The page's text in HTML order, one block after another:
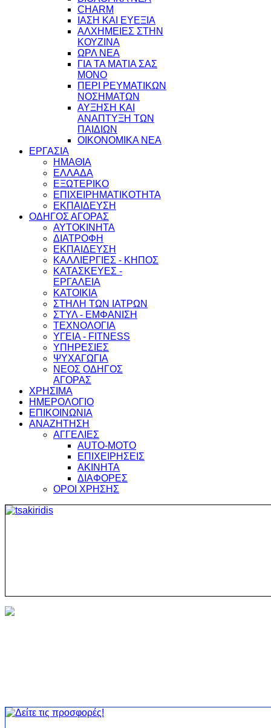
CHARM
ΙΑΣΗ ΚΑΙ ΕΥΕΞΙΑ
ΑΛΧΗΜΕΙΕΣ ΣΤΗΝ
ΚΟΥΖΙΝΑ
ΩΡΛ ΝEA
ΓΙΑ ΤΑ ΜΑΤΙΑ ΣΑΣ
ΜΟΝΟ
ΠΕΡΙ ΡΕΥΜΑΤΙΚΩΝ
ΝΟΣΗΜΑΤΩΝ
ΑΥΞΗΣΗ ΚΑΙ
ΑΝΑΠΤΥΞΗ ΤΩΝ
ΠΑΙΔΙΩΝ
ΟΙΚΟΝΟΜΙΚΑ ΝΕΑ
ΕΡΓΑΣΙΑ
ΗΜΑΘΙΑ
ΕΛΛΑΔΑ
ΕΞΩΤΕΡΙΚΟ
ΕΠΙΧΕΙΡΗΜΑΤΙΚΟΤΗΤΑ
ΕΚΠΑΙΔΕΥΣΗ
ΟΔΗΓΟΣ ΑΓΟΡΑΣ
ΑΥΤΟΚΙΝΗΤΑ
ΔΙΑΤΡΟΦΗ
ΕΚΠΑΙΔΕΥΣΗ
ΚΑΛΛΙΕΡΓΙΕΣ - ΚΗΠΟΣ
ΚΑΤΑΣΚΕΥΕΣ -
ΕΡΓΑΛΕΙΑ
ΚΑΤΟΙΚΙΑ
ΣΤΗΛΗ ΤΩΝ ΙΑΤΡΩΝ
ΣΤΥΛ - ΕΜΦΑΝΙΣΗ
ΤΕΧΝΟΛΟΓΙΑ
ΥΓΕΙΑ - FITNESS
ΥΠΗΡΕΣΙΕΣ
ΨΥΧΑΓΩΓΙΑ
ΝΕΟΣ ΟΔΗΓΟΣ
ΑΓΟΡΑΣ
ΧΡΗΣΙΜΑ
ΗΜΕΡΟΛΟΓΙΟ
ΕΠΙΚΟΙΝΩΝΙΑ
ΑΝΑΖΗΤΗΣΗ
ΑΓΓΕΛΙΕΣ
AUTO-MOTO
ΕΠΙΧΕΙΡΗΣΕΙΣ
ΑΚΙΝΗΤΑ
ΔΙΑΦΟΡΕΣ
ΟΡΟΙ ΧΡΗΣΗΣ